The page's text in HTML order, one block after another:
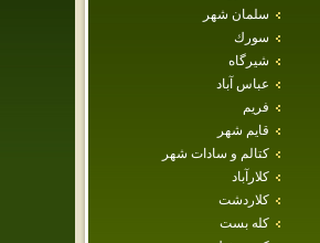
سلمان شهر
سورك
شيرگاه
عباس آباد
فريم
قايم شهر
كتالم و سادات شهر
كلارآباد
كلاردشت
كله بست